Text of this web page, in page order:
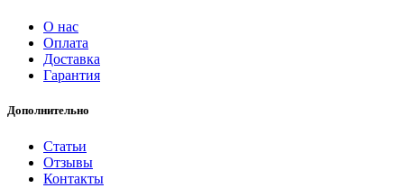
О нас
Оплата
Доставка
Гарантия
Дополнительно
Статьи
Отзывы
Контакты